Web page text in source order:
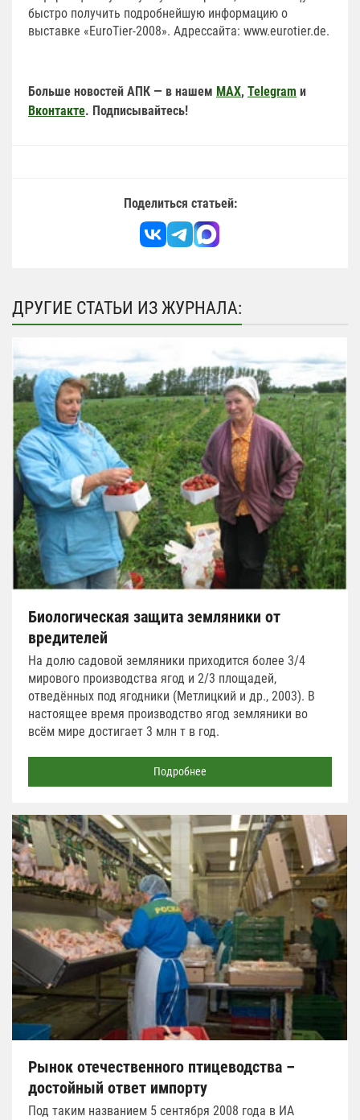
быстро получить подробнейшую информацию о
выставке «EuroTier-2008». Адрессайта: www.eurotier.de.
Больше новостей АПК — в нашем MAX, Telegram и
Вконтакте. Подписывайтесь!
Поделиться статьей:
ДРУГИЕ СТАТЬИ ИЗ ЖУРНАЛА:
Биологическая защита земляники от
вредителей
На долю садовой земляники приходится более 3/4
мирового производства ягод и 2/3 площадей,
отведённых под ягодники (Метлицкий и др., 2003). В
настоящее время производство ягод земляники во
всём мире достигает 3 млн т в год.
Подробнее
Рынок отечественного птицеводства –
достойный ответ импорту
Под таким названием 5 сентября 2008 года в ИА